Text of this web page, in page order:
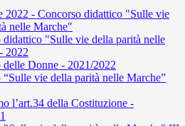
2022 - Concorso didattico "Sulle vie
nelle Marche"
didattico "Sulle vie della parità nelle
2022
Donne - 2021/2022
“Sulle vie della parità nelle Marche”
l’art.34 della Costituzione -